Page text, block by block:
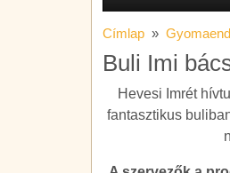
Címlap
Buli Imi
Hevesi Imrét
fantasztikus